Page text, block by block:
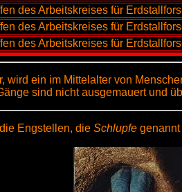
des Arbeitskreises für
des Arbeitskreises für
des Arbeitskreises für
wird ein im Mittelalter von
sind nicht ausgemauert und
Engstellen, die Schlupfe